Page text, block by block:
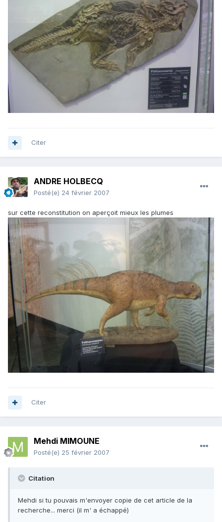
Citer
ANDRE HOLBECQ
Posté(e) 24 février 2007
sur cette reconstitution on aperçoit mieux les plumes
Citer
Mehdi MIMOUNE
Posté(e) 25 février 2007
Citation
Mehdi si tu pouvais m'envoyer copie de cet article de la
recherche... merci (il m' a échappé)